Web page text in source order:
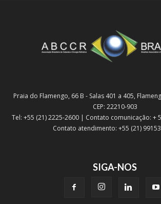
Praia do Flamengo, 66 B - Salas 401 a 405,
CEP: 22210-903
Tel: +55 (21) 2225-2600 | Contato comunicação: +
Contato atendimento: +55 (21)
SIGA-NOS